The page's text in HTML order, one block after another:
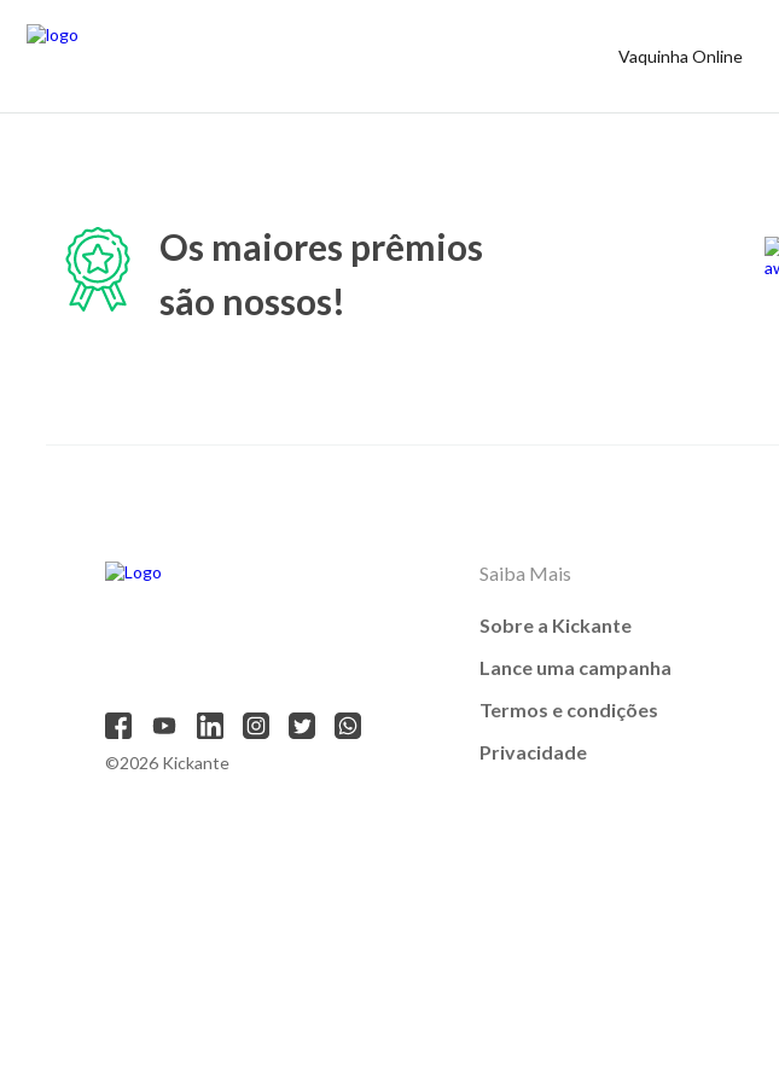
Vaquinha Online
Os maiores prêmios
são nossos!
©2026 Kickante
Saiba Mais
Sobre a Kickante
Lance uma campanha
Termos e condições
Privacidade